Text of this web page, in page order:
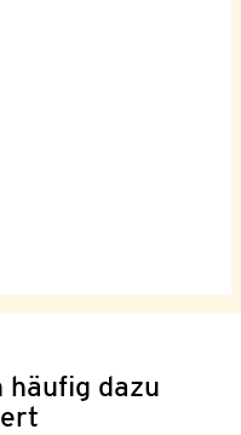
häufig dazu